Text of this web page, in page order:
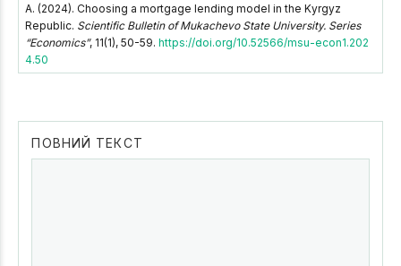
A. (2024). Choosing a mortgage lending model in the Kyrgyz
Republic. Scientific Bulletin of Mukachevo State University. Series
“Economics”, 11(1), 50-59. https://doi.org/10.52566/msu-econ1.202
4.50
ПОВНИЙ ТЕКСТ